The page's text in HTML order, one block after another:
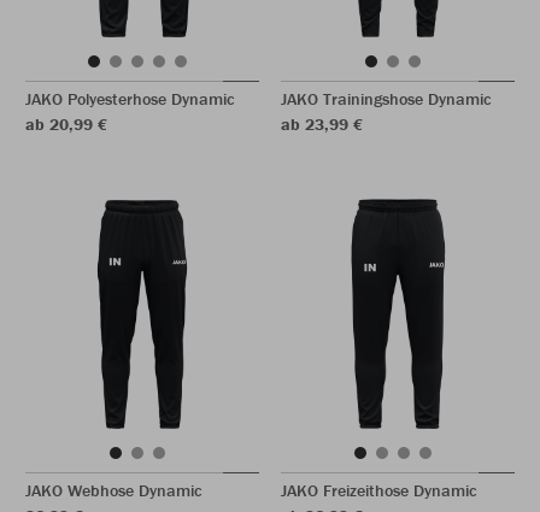
JAKO Polyesterhose Dynamic
ab 20,99 €
JAKO Trainingshose Dynamic
ab 23,99 €
JAKO Webhose Dynamic
JAKO Freizeithose Dynamic